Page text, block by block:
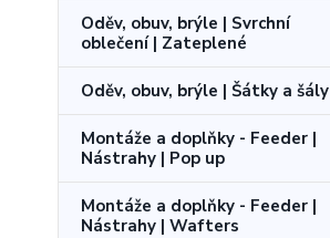
Oděv, obuv, brýle | Svrchní
oblečení | Zateplené
Oděv, obuv, brýle | Šátky a šály
Montáže a doplňky - Feeder |
Nástrahy | Pop up
Montáže a doplňky - Feeder |
Nástrahy | Wafters